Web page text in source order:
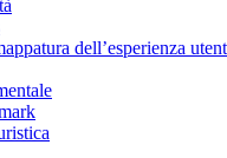
dell’esperienza